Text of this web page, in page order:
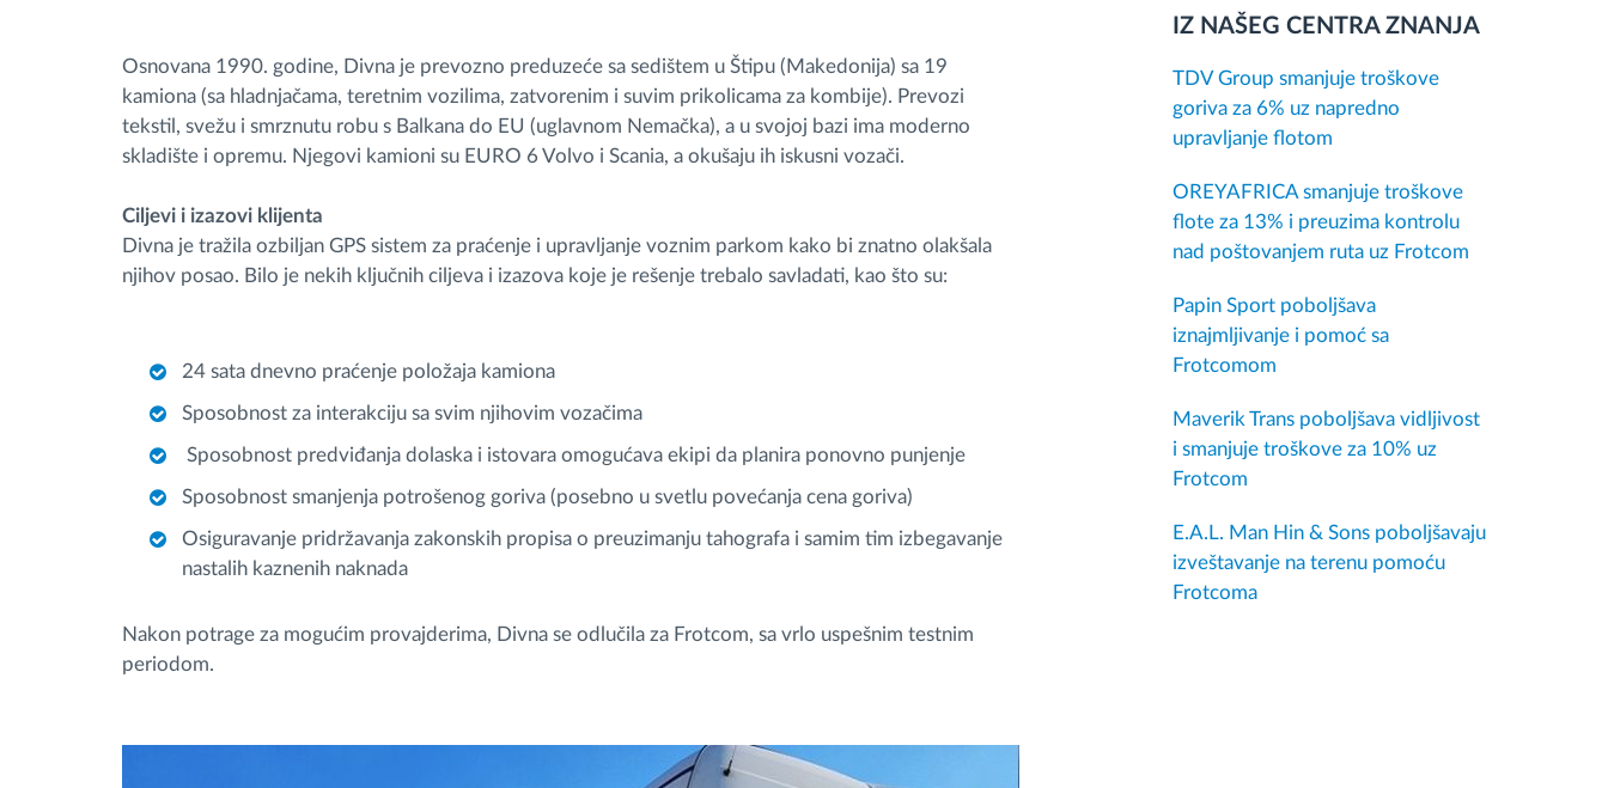
Osnovana 1990. godine, Divna je prevozno preduzeće sa sedištem u Štipu (Makedonija) sa 19
kamiona (sa hladnjačama, teretnim vozilima, zatvorenim i suvim prikolicama za kombije). Prevozi
tekstil, svežu i smrznutu robu s Balkana do EU (uglavnom Nemačka), a u svojoj bazi ima moderno
skladište i opremu. Njegovi kamioni su EURO 6 Volvo i Scania, a okušaju ih iskusni vozači.
Ciljevi i izazovi klijenta
Divna je tražila ozbiljan GPS sistem za praćenje i upravljanje voznim parkom kako bi znatno olakšala
njihov posao. Bilo je nekih ključnih ciljeva i izazova koje je rešenje trebalo savladati, kao što su:
24 sata dnevno praćenje položaja kamiona
Sposobnost za interakciju sa svim njihovim vozačima
Sposobnost predviđanja dolaska i istovara omogućava ekipi da planira ponovno punjenje
Sposobnost smanjenja potrošenog goriva (posebno u svetlu povećanja cena goriva)
Osiguravanje pridržavanja zakonskih propisa o preuzimanju tahografa i samim tim izbegavanje
nastalih kaznenih naknada
Nakon potrage za mogućim provajderima, Divna se odlučila za Frotcom, sa vrlo uspešnim testnim
periodom.
IZ NAŠEG CENTRA ZNANJA
TDV Group smanjuje troškove
goriva za 6% uz napredno
upravljanje flotom
OREYAFRICA smanjuje troškove
flote za 13% i preuzima kontrolu
nad poštovanjem ruta uz Frotcom
Papin Sport poboljšava
iznajmljivanje i pomoć sa
Frotcomom
Maverik Trans poboljšava vidljivost
i smanjuje troškove za 10% uz
Frotcom
E.A.L. Man Hin & Sons poboljšavaju
izveštavanje na terenu pomoću
Frotcoma